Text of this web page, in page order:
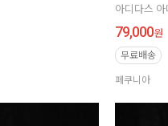
아디다스
79,000원
무료배송
페쿠니아